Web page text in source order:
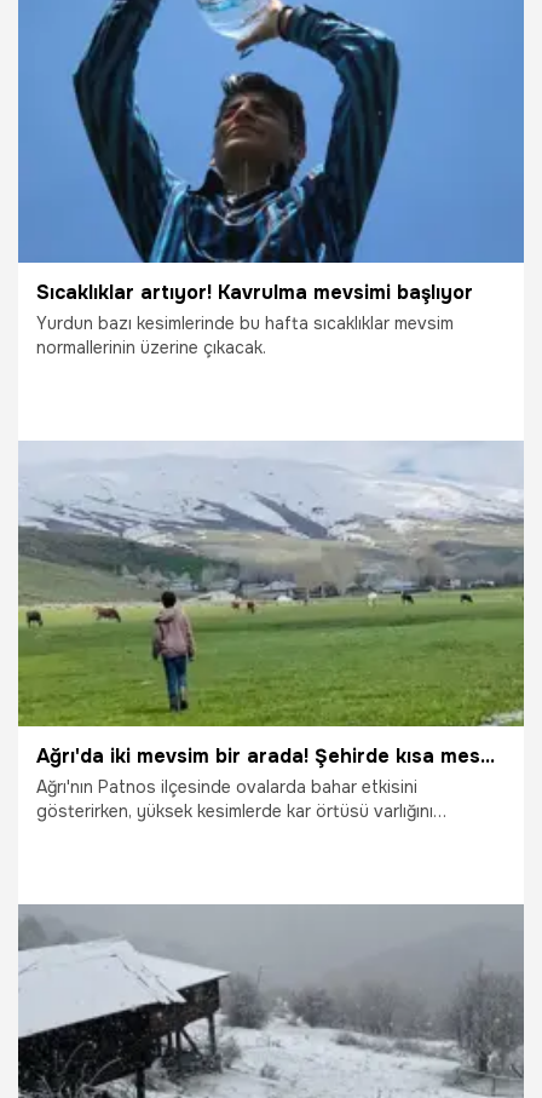
14.05.2026
Sıcaklıklar artıyor! Kavrulma mevsimi başlıyor
Yurdun bazı kesimlerinde bu hafta sıcaklıklar mevsim
normallerinin üzerine çıkacak.
10.05.2026 Gündem
Ağrı'da iki mevsim bir arada! Şehirde kısa mesafede yaşanan iklim farkı şaşırtıyor
Ağrı'nın Patnos ilçesinde ovalarda bahar etkisini
gösterirken, yüksek kesimlerde kar örtüsü varlığını
28.04.2026 Gündem